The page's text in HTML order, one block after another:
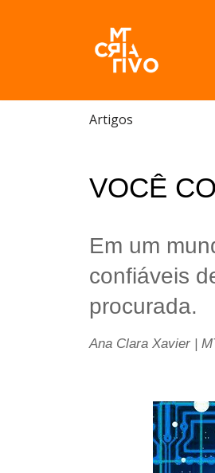
Artigos
VOCÊ
Em um
confiáveis
procurada.
Ana Clara Xavier |